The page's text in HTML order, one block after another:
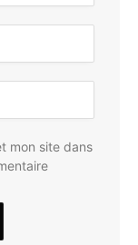
mon site dans